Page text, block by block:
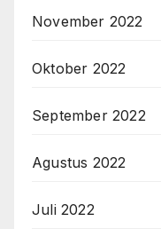
November 2022
Oktober 2022
September 2022
Agustus 2022
Juli 2022